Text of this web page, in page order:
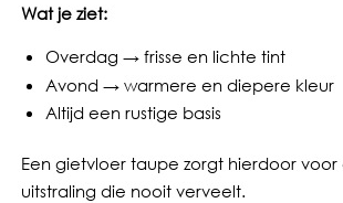
Wat je ziet:
Overdag → frisse en lichte tint
Avond → warmere en diepere kleur
Altijd een rustige basis
Een gietvloer taupe zorgt hierdoor voor
uitstraling die nooit verveelt.